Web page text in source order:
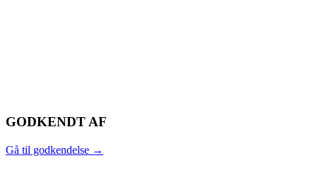
GODKENDT AF
Gå til godkendelse →